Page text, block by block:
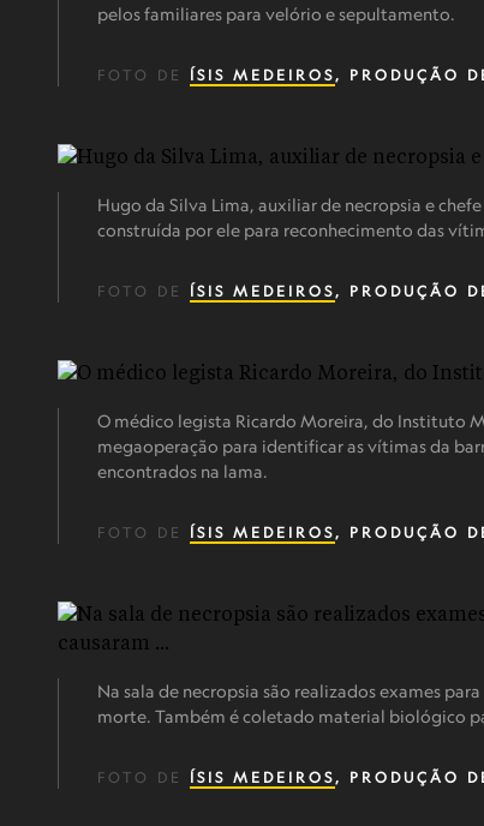
pelos familiares para velório e sepultamento.
FOTO DE ÍSIS MEDEIROS, PRODUÇÃO
Hugo da Silva Lima, auxiliar de necropsia e
construída por ele para reconhecimento das
FOTO DE ÍSIS MEDEIROS, PRODUÇÃO
O médico legista Ricardo Moreira, do Instituto
megaoperação para identificar as vítimas da
encontrados na lama.
FOTO DE ÍSIS MEDEIROS, PRODUÇÃO
Na sala de necropsia são realizados exames
morte. Também é coletado material biológico
FOTO DE ÍSIS MEDEIROS, PRODUÇÃO